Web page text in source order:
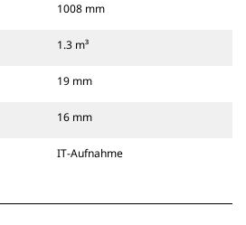
1008 mm
1.3 m³
19 mm
16 mm
IT-Aufnahme